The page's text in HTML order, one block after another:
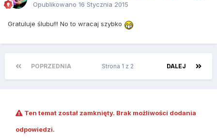
Opublikowano 16 Stycznia 2015
Gratuluje ślubu!!! No to wracaj szybko
POPRZEDNIA DALEJ
Strona 1 z 2
Ten temat został zamknięty. Brak możliwości dodania
odpowiedzi.